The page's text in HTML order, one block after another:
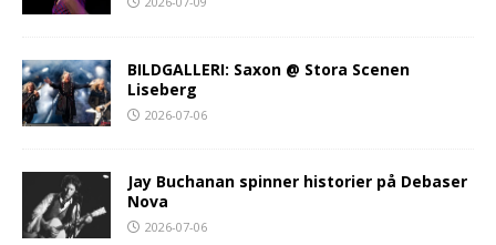
BILDGALLERI: Saxon @ Stora Scenen
Liseberg
2026-07-06
Jay Buchanan spinner historier på Debaser
Nova
2026-07-06